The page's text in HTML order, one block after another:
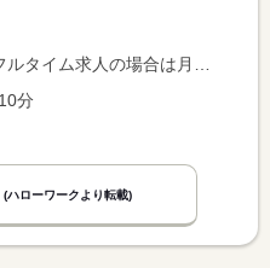
）、パート求人の場合は時間額を表示しています。
分
(ハローワークより転載)